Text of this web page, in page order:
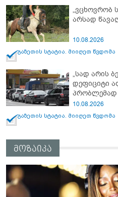
„ვცხოვრობ
არსად
10.08.2026
გაზეთის სტატია. მიიღეთ წვდომა
„სად არის
დეფიციტი
პრობლემად
10.08.2026
გაზეთის სტატია. მიიღეთ წვდომა
მოზაიკა